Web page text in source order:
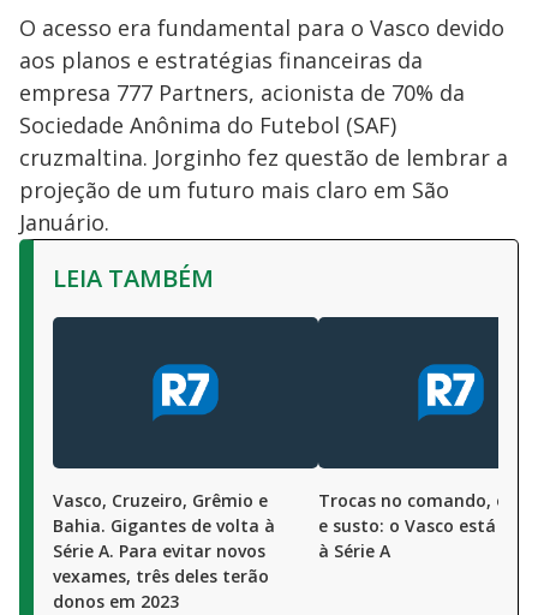
O acesso era fundamental para o Vasco devido
aos planos e estratégias financeiras da
empresa 777 Partners, acionista de 70% da
Sociedade Anônima do Futebol (SAF)
cruzmaltina. Jorginho fez questão de lembrar a
projeção de um futuro mais claro em São
Januário.
LEIA TAMBÉM
Vasco, Cruzeiro, Grêmio e
Bahia. Gigantes de volta à
Série A. Para evitar novos
vexames, três deles terão
donos em 2023
Trocas no comando,
e susto: o Vasco está de
à Série A